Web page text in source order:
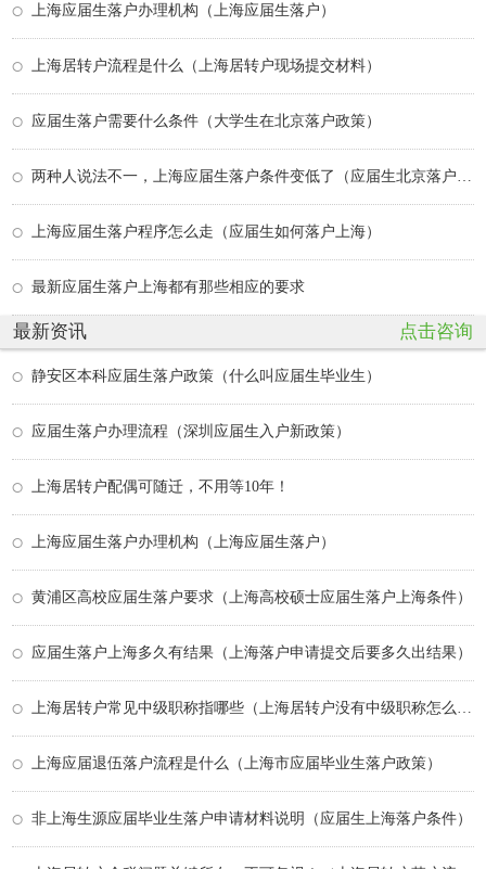
上海应届生落户办理机构（上海应届生落户）
上海居转户流程是什么（上海居转户现场提交材料）
应届生落户需要什么条件（大学生在北京落户政策）
上海应届生落户程序怎么走（应届生如何落户上海）
最新应届生落户上海都有那些相应的要求
最新资讯 点击咨询
静安区本科应届生落户政策（什么叫应届生毕业生）
应届生落户办理流程（深圳应届生入户新政策）
上海居转户配偶可随迁，不用等10年！
上海应届生落户办理机构（上海应届生落户）
黄浦区高校应届生落户要求（上海高校硕士应届生落户上海条件）
应届生落户上海多久有结果（上海落户申请提交后要多久出结果）
上海应届退伍落户流程是什么（上海市应届毕业生落户政策）
非上海生源应届毕业生落户申请材料说明（应届生上海落户条件）